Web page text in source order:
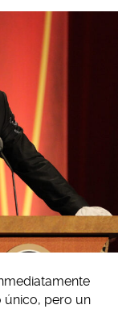
único, pero un